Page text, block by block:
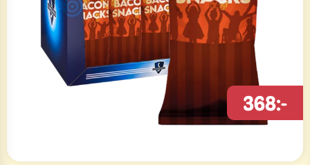
368:-